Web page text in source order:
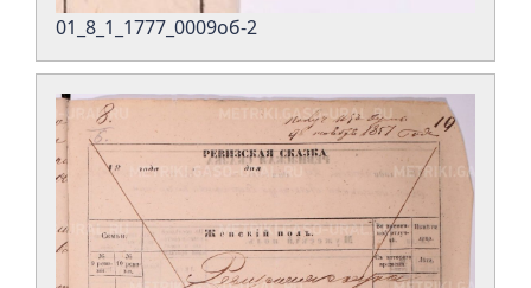
01_8_1_1777_0009об-2